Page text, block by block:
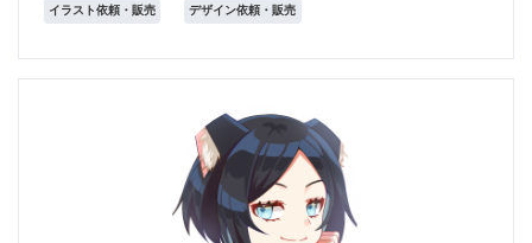
イラスト依頼・販売 デザイン依頼・販売